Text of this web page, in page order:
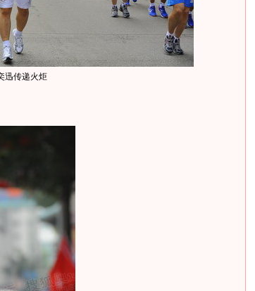
迅传递火炬